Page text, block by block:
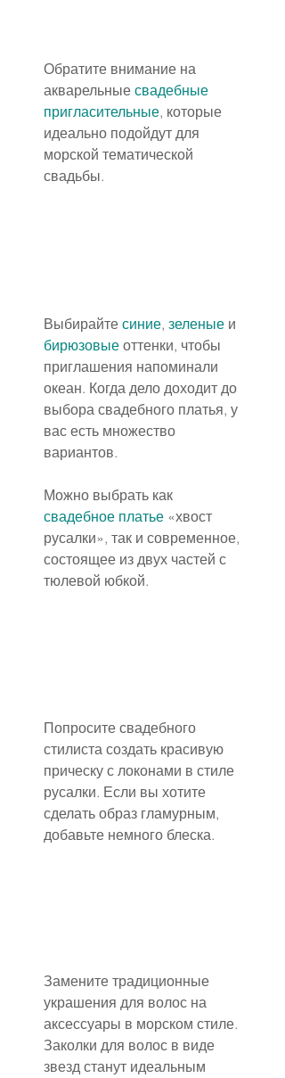
Обратите внимание на
акварельные свадебные
пригласительные, которые
идеально подойдут для
морской тематической
свадьбы.
Выбирайте синие, зеленые и
бирюзовые оттенки, чтобы
приглашения напоминали
океан. Когда дело доходит до
выбора свадебного платья, у
вас есть множество
вариантов.
Можно выбрать как
свадебное платье «хвост
русалки», так и современное,
состоящее из двух частей с
тюлевой юбкой.
Попросите свадебного
стилиста создать красивую
прическу с локонами в стиле
русалки. Если вы хотите
сделать образ гламурным,
добавьте немного блеска.
Замените традиционные
украшения для волос на
аксессуары в морском стиле.
Заколки для волос в виде
звезд станут идеальным